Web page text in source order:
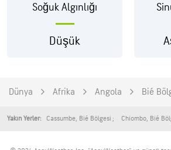
Soğuk Algınlığı
Düşük
Dünya Afrika Angola Bié
Yakın Yerler: Cassumbe, Bié Bölgesi Chiombo, Bié